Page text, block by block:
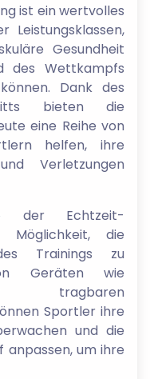
ist ein wertvolles
Gesundheit
des Wettkampfs
Dank des
bieten die
eine Reihe von
helfen, ihre
Verletzungen
der Echtzeit-
Möglichkeit, die
Trainings zu
Geräten wie
tragbaren
Sportler ihre
und die
anpassen, um ihre